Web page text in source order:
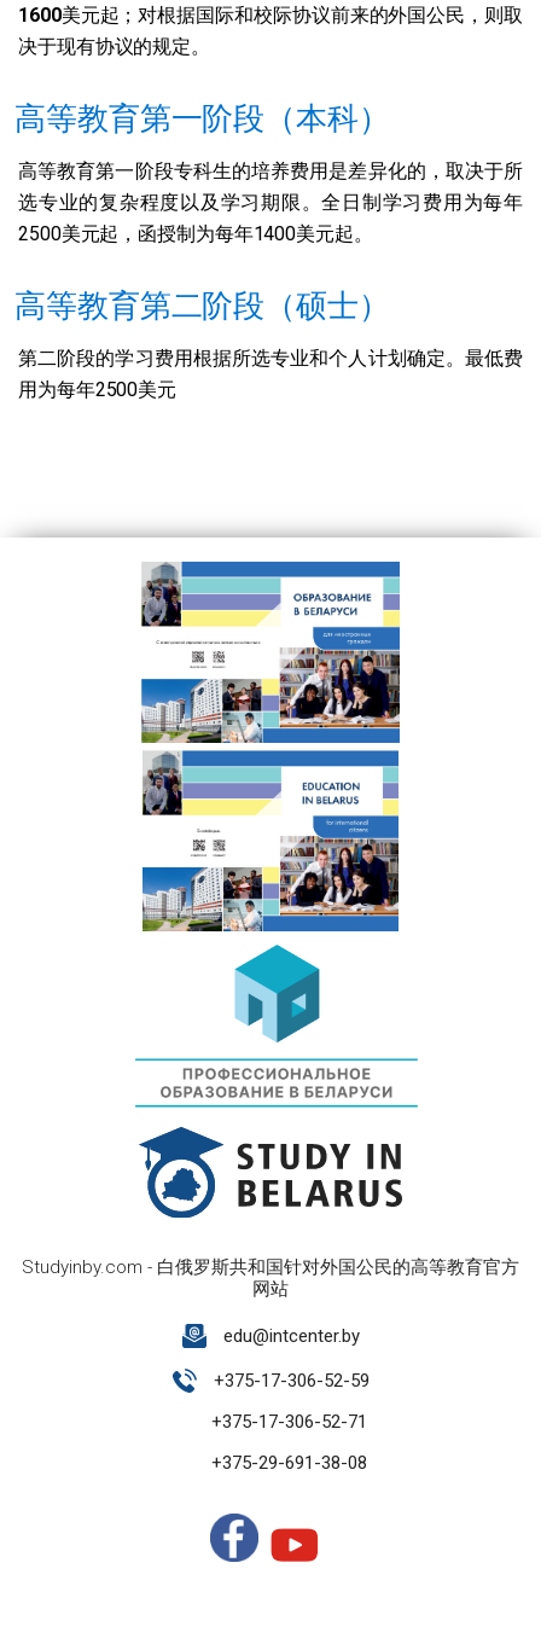
1600美元起；对根据国际和校际协议前来的外国公民，则取
决于现有协议的规定。
高等教育第一阶段（本科）
高等教育第一阶段专科生的培养费用是差异化的，取决于所
选专业的复杂程度以及学习期限。全日制学习费用为每年
2500美元起，函授制为每年1400美元起。
高等教育第二阶段（硕士）
第二阶段的学习费用根据所选专业和个人计划确定。最低费
用为每年2500美元
Studyinby.com - 白俄罗斯共和国针对外国公民的高等教育官方
网站
edu@intcenter.by
+375-17-306-52-59
+375-17-306-52-71
+375-29-691-38-08